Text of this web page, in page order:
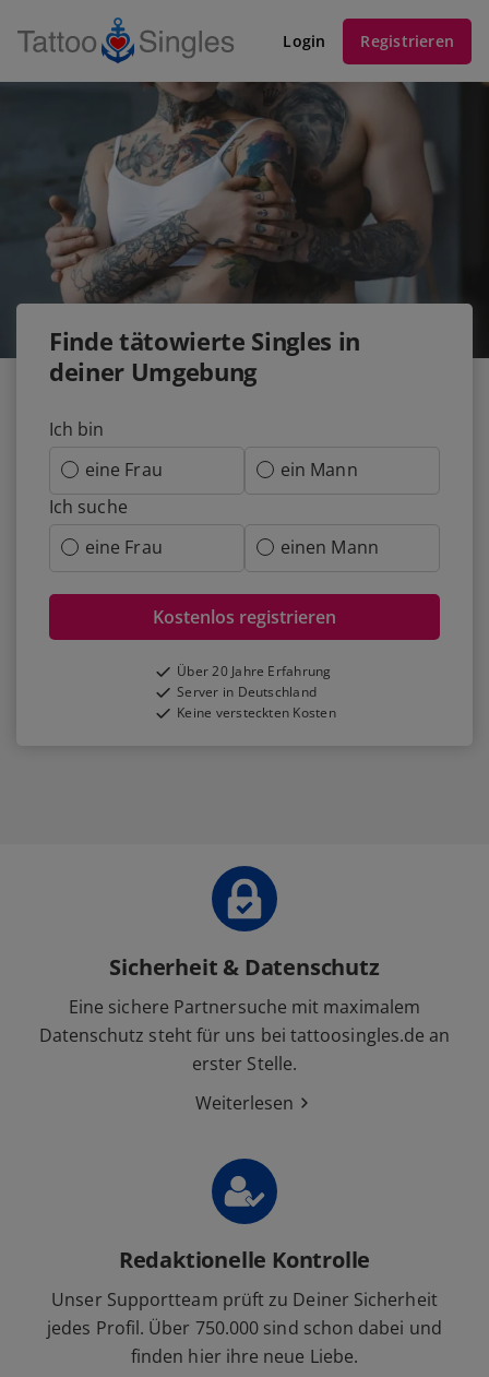
Login Registrieren
Finde tätowierte Singles in
deiner Umgebung
Ich bin
eine Frau
ein Mann
Ich suche
eine Frau
einen Mann
Kostenlos registrieren
Über 20 Jahre Erfahrung
Server in Deutschland
Keine versteckten Kosten
Sicherheit & Datenschutz
Eine sichere Partnersuche mit maximalem
Datenschutz steht für uns bei tattoosingles.de an
erster Stelle.
Weiterlesen
Redaktionelle Kontrolle
Unser Supportteam prüft zu Deiner Sicherheit
jedes Profil. Über 750.000 sind schon dabei und
finden hier ihre neue Liebe.